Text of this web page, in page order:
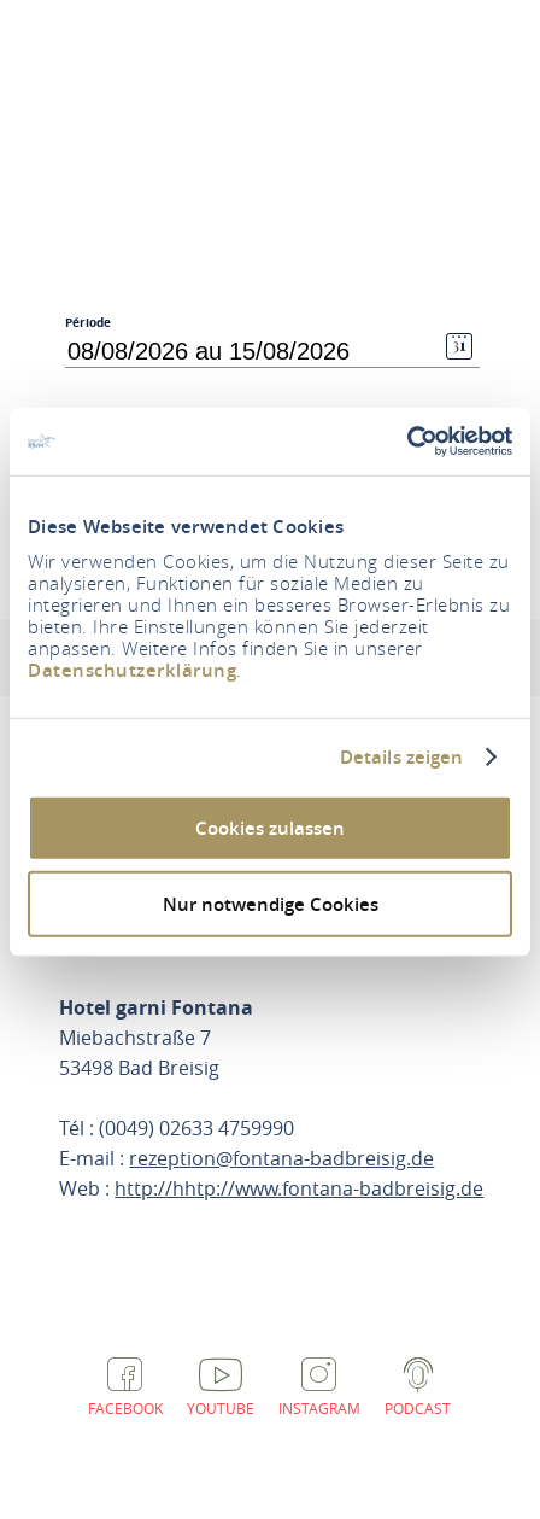
Diese Webseite verwendet Cookies
Wir verwenden Cookies, um die Nutzung dieser Seite zu
analysieren, Funktionen für soziale Medien zu
integrieren und Ihnen ein besseres Browser-Erlebnis zu
bieten. Ihre Einstellungen können Sie jederzeit
anpassen. Weitere Infos finden Sie in unserer
Datenschutzerklärung
Details zeigen
Cookies zulassen
Nur notwendige Cookies
Période
Hotel garni Fontana
Adresse et informations de contact Equipements et
Um diesen Inhalt zu sehen müssen Sie den
Drittanbieter Cookies zustimmen.
EINSTELLUNGEN AKTUALISIEREN
Hotel garni Fontana
Miebachstraße 7
53498 Bad Breisig
Tél : (0049) 02633 4759990
E-mail : rezeption@fontana-badbreisig.de
Web : http://hhtp://www.fontana-badbreisig.de
FACEBOOK YOUTUBE INSTAGRAM PODCAST